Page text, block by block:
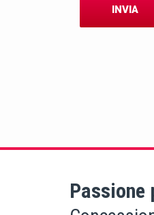
INVIA